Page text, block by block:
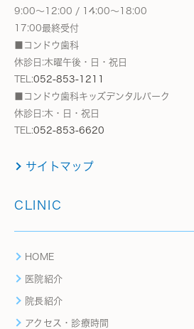
9:00～12:00 / 14:00～18:00
17:00最終受付
■コンドウ歯科
休診日:木曜午後・日・祝日
TEL:052-853-1211
■コンドウ歯科キッズデンタルパーク
休診日:木・日・祝日
TEL:052-853-6620
サイトマップ
CLINIC
HOME
医院紹介
院長紹介
アクセス・診療時間